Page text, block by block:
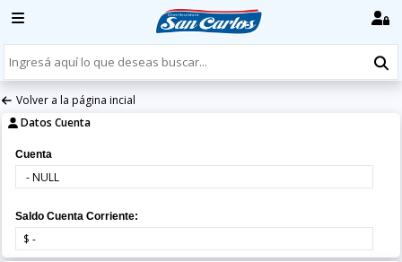
Volver a la página incial
Datos Cuenta
Cuenta
Saldo Cuenta Corriente: